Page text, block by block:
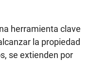
herramienta clave
la propiedad
se extienden por